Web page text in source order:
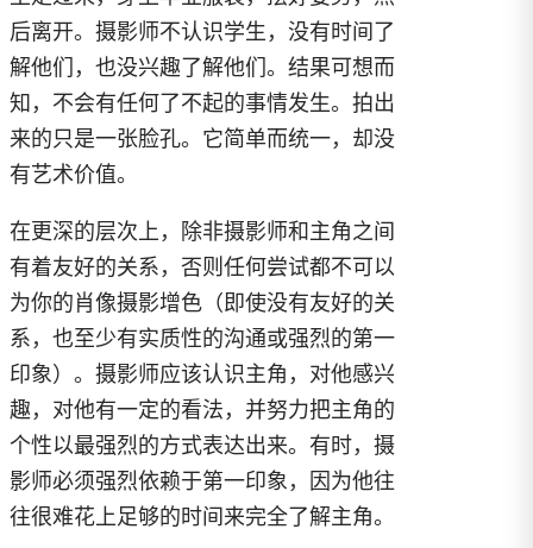
后离开。摄影师不认识学生，没有时间了
解他们，也没兴趣了解他们。结果可想而
知，不会有任何了不起的事情发生。拍出
来的只是一张脸孔。它简单而统一，却没
有艺术价值。
在更深的层次上，除非摄影师和主角之间
有着友好的关系，否则任何尝试都不可以
为你的肖像摄影增色（即使没有友好的关
系，也至少有实质性的沟通或强烈的第一
印象）。摄影师应该认识主角，对他感兴
趣，对他有一定的看法，并努力把主角的
个性以最强烈的方式表达出来。有时，摄
影师必须强烈依赖于第一印象，因为他往
往很难花上足够的时间来完全了解主角。